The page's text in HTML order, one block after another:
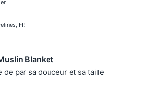
FR
Blanket
de par sa douceur et sa taille